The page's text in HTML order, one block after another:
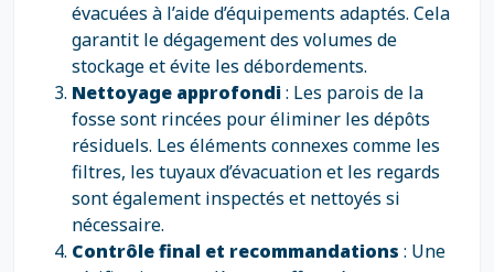
évacuées à l’aide d’équipements adaptés. Cela
garantit le dégagement des volumes de
stockage et évite les débordements.
Nettoyage approfondi: Les parois de la
fosse sont rincées pour éliminer les dépôts
résiduels. Les éléments connexes comme les
filtres, les tuyaux d’évacuation et les regards
sont également inspectés et nettoyés si
nécessaire.
Contrôle final et recommandations : Une